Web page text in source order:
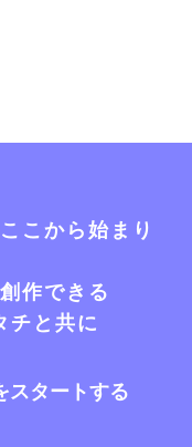
こから始まり
作できる
チと共に
スタートする